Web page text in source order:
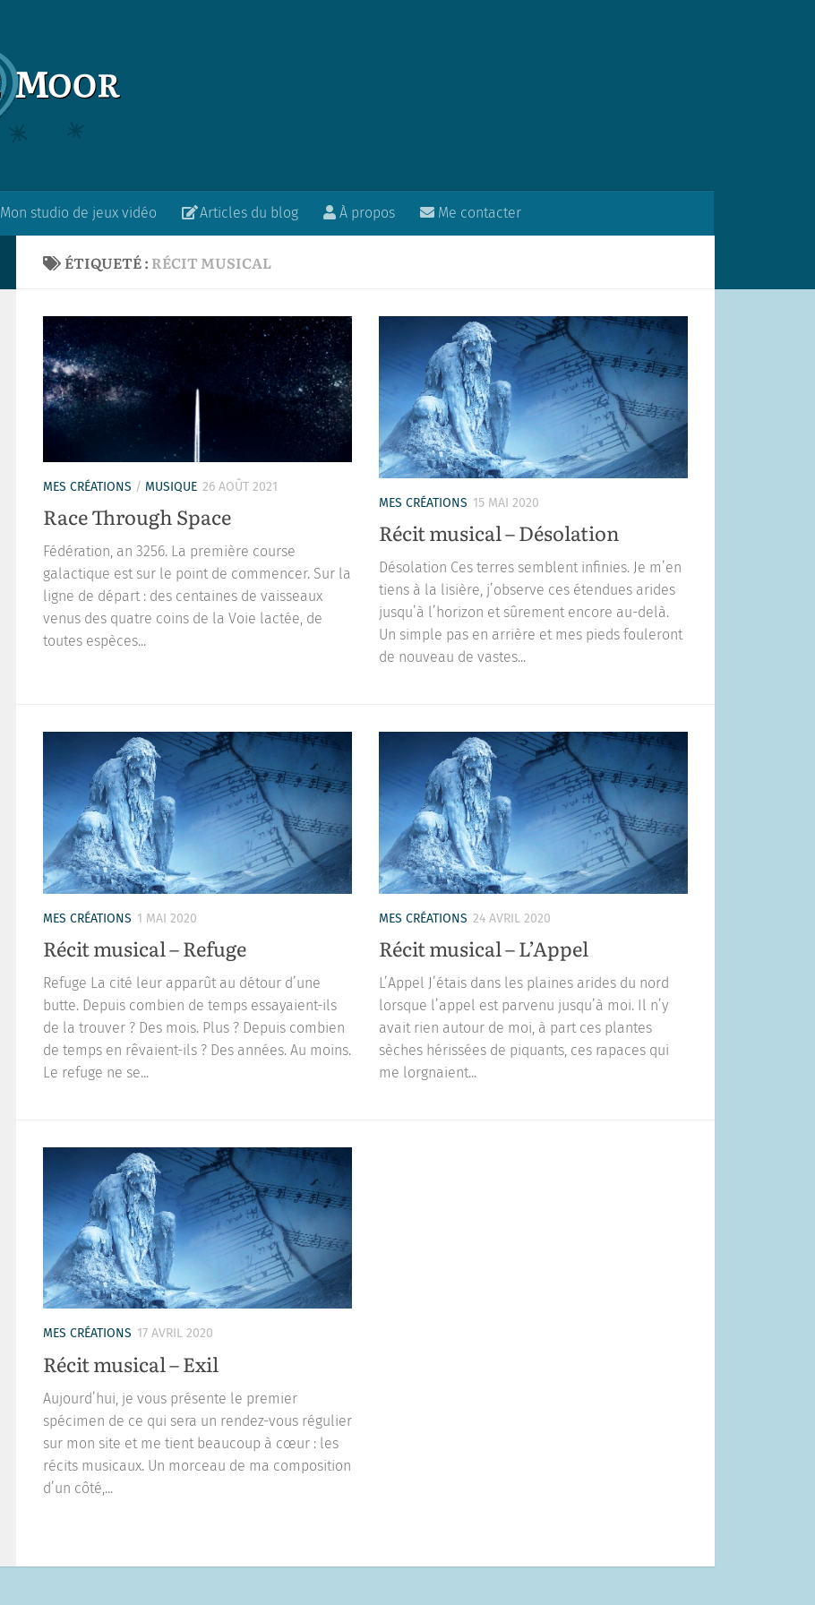
Mon studio de jeux vidéo Articles du blog À propos Me contacter
ÉTIQUETÉ : RÉCIT MUSICAL
MES CRÉATIONS / MUSIQUE 26 AOÛT 2021
Race Through Space
Fédération, an 3256. La première course
galactique est sur le point de commencer. Sur la
ligne de départ : des centaines de vaisseaux
venus des quatre coins de la Voie lactée, de
toutes espèces...
MES CRÉATIONS 15 MAI 2020
Récit musical – Désolation
Désolation Ces terres semblent infinies. Je m’en
tiens à la lisière, j’observe ces étendues arides
jusqu’à l’horizon et sûrement encore au-delà.
Un simple pas en arrière et mes pieds fouleront
de nouveau de vastes...
MES CRÉATIONS 1 MAI 2020
Récit musical – Refuge
Refuge La cité leur apparût au détour d’une
butte. Depuis combien de temps essayaient-ils
de la trouver ? Des mois. Plus ? Depuis combien
de temps en rêvaient-ils ? Des années. Au moins.
Le refuge ne se...
MES CRÉATIONS 24 AVRIL 2020
Récit musical – L’Appel
L’Appel J’étais dans les plaines arides du nord
lorsque l’appel est parvenu jusqu’à moi. Il n’y
avait rien autour de moi, à part ces plantes
sèches hérissées de piquants, ces rapaces qui
me lorgnaient...
MES CRÉATIONS 17 AVRIL 2020
Récit musical – Exil
Aujourd’hui, je vous présente le premier
spécimen de ce qui sera un rendez-vous régulier
sur mon site et me tient beaucoup à cœur : les
récits musicaux. Un morceau de ma composition
d’un côté,...